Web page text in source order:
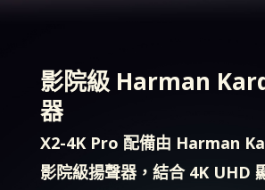
影院級 Harman
器
X2-4K Pro 配備由 Harman
影院級揚聲器，結合 4K UHD